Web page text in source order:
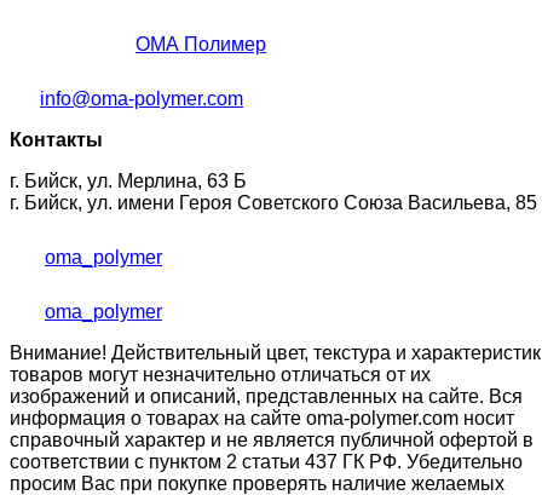
ОМА Полимер
info@oma-polymer.com
Контакты
г. Бийск, ул. Мерлина, 63 Б
г. Бийск, ул. имени Героя Советского Союза Васильева, 85
oma_polymer
oma_polymer
Внимание! Действительный цвет, текстура и
товаров могут незначительно отличаться от их
изображений и описаний, представленных на сайте. Вся
информация о товарах на сайте oma-polymer.com носит
справочный характер и не является публичной офертой в
соответствии с пунктом 2 статьи 437 ГК РФ. Убедительно
просим Вас при покупке проверять наличие желаемых